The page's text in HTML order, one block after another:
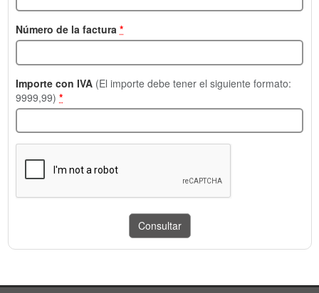
Número de la factura *
Importe con IVA (El importe debe tener el siguiente formato:
9999,99) *